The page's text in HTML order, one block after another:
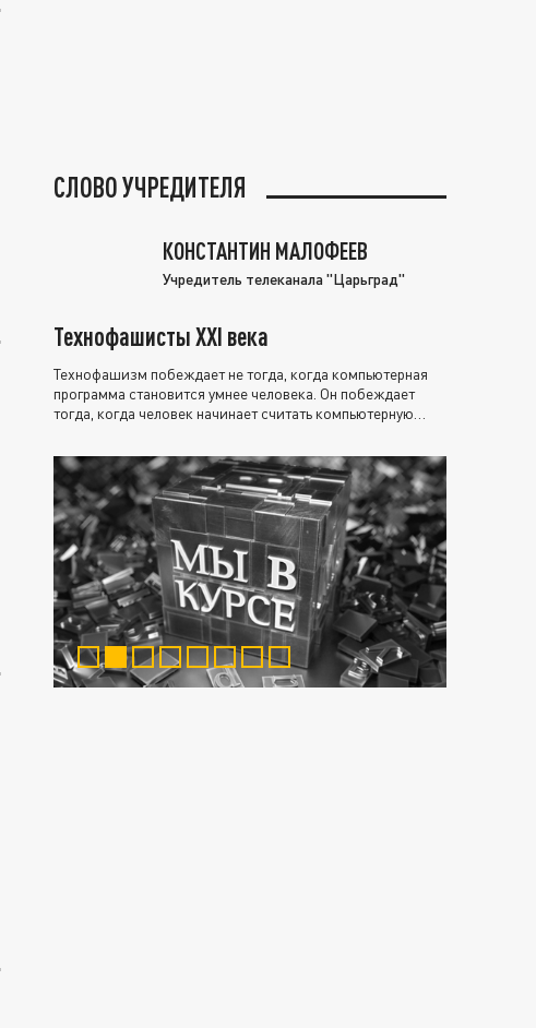
СЛОВО УЧРЕДИТЕЛЯ
КОНСТАНТИН МАЛОФЕЕВ
Учредитель телеканала "Царьград"
Технофашисты XXI века
Технофашизм побеждает не тогда, когда компьютерная
программа становится умнее человека. Он побеждает
тогда, когда человек начинает считать компьютерную